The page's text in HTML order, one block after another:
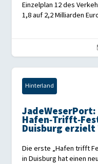
Einzelplan 12 des
1,8 auf 2,2 Milliarden
Hinterland
JadeWeserPort:
Duisburg
Die erste „Hafen trifft
in Duisburg hat einen